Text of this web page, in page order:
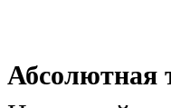
Абсолютная